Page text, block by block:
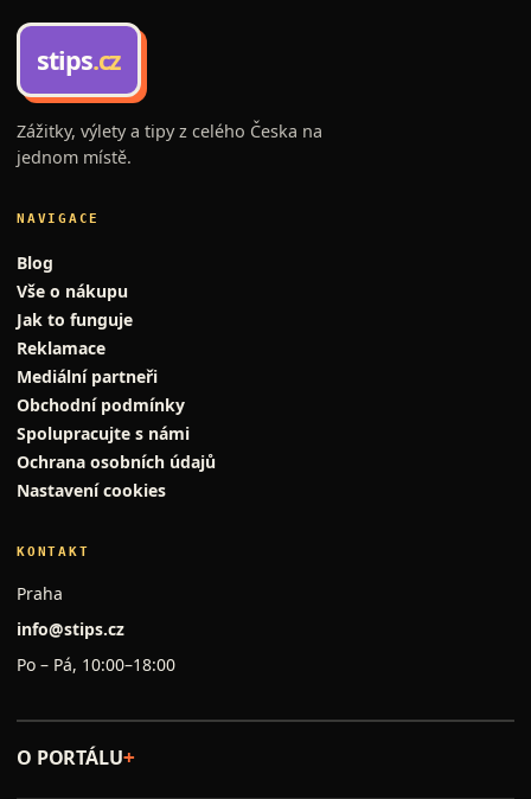
stips.cz
Zážitky, výlety a tipy z celého Česka na
jednom místě.
NAVIGACE
Blog
Vše o nákupu
Jak to funguje
Reklamace
Mediální partneři
Obchodní podmínky
Spolupracujte s námi
Ochrana osobních údajů
Nastavení cookies
KONTAKT
Praha
info@stips.cz
Po – Pá, 10:00–18:00
O PORTÁLU